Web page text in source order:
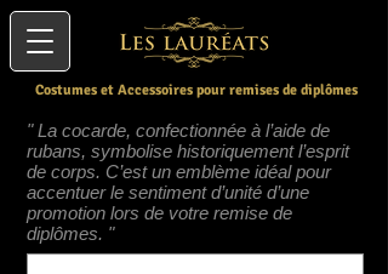
Costumes et Accessoires pour remises de diplômes
" La cocarde, confectionnée à l’aide de
rubans, symbolise historiquement l’esprit
de corps. C’est un emblème idéal pour
accentuer le sentiment d’unité d’une
promotion lors de votre remise de
diplômes. "